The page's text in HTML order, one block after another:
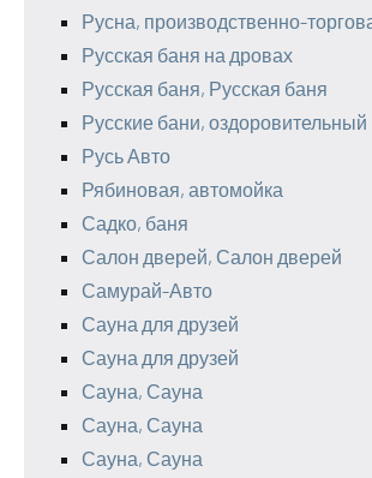
Русна, производственно-
Русская баня на дровах
Русская баня, Русская баня
Русские бани, оздоровительный
Русь Авто
Рябиновая, автомойка
Садко, баня
Салон дверей, Салон дверей
Самурай-Авто
Сауна для друзей
Сауна для друзей
Сауна, Сауна
Сауна, Сауна
Сауна, Сауна